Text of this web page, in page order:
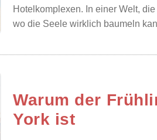
Hotelkomplexen. In einer Welt,
wo die Seele wirklich baumeln
Warum der
York ist